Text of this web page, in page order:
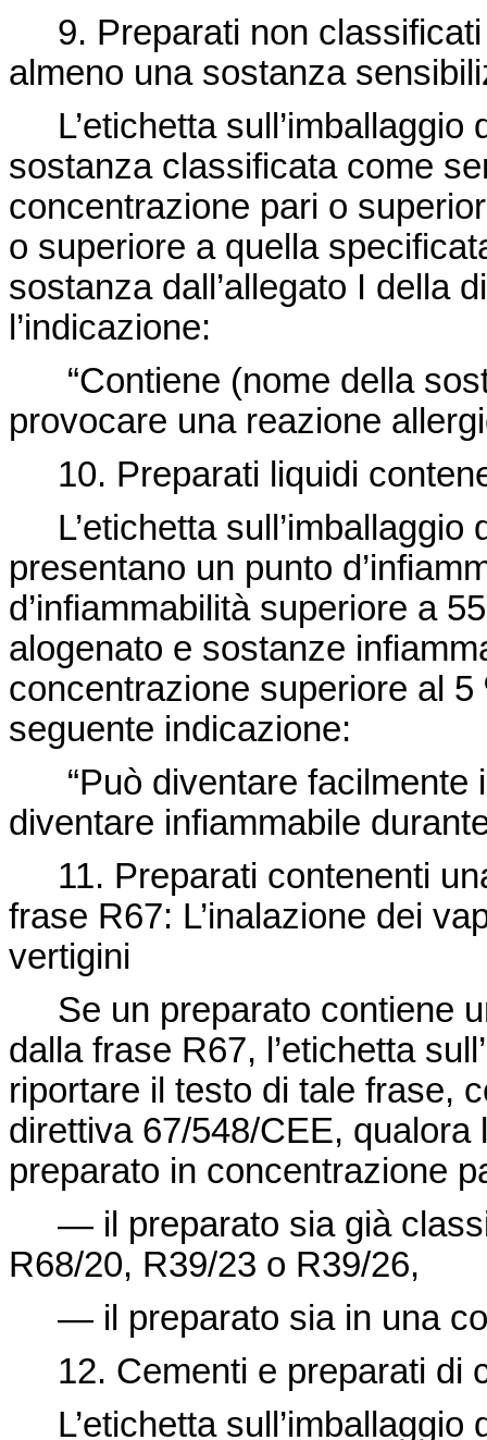
9. Preparati non classificati
almeno una sostanza
L’etichetta sull’imballaggio
sostanza classificata come
concentrazione pari o
o superiore a quella
sostanza dall’allegato I della
l’indicazione:
“Contiene (nome della
provocare una reazione
10. Preparati liquidi
L’etichetta sull’imballaggio
presentano un punto
d’infiammabilità superiore a
alogenato e sostanze
concentrazione superiore al
seguente indicazione:
“Può diventare facilmente
diventare infiammabile durante
11. Preparati contenenti
frase R67: L’inalazione dei
vertigini
Se un preparato contiene
dalla frase R67, l’etichetta
riportare il testo di tale frase,
direttiva 67/548/CEE, qualora
preparato in concentrazione
— il preparato sia già
R68/20, R39/23 o R39/26,
— il preparato sia in una
12. Cementi e preparati di
L’etichetta sull’imballaggio